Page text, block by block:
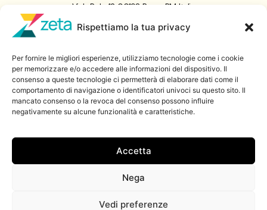
Rispettiamo la tua privacy
Per fornire le migliori esperienze, utilizziamo tecnologie come i cookie
per memorizzare e/o accedere alle informazioni del dispositivo. Il
consenso a queste tecnologie ci permetterà di elaborare dati come il
comportamento di navigazione o identificatori univoci su questo sito. Il
mancato consenso o la revoca del consenso possono influire
negativamente su alcune funzionalità e caratteristiche.
Accetta
Nega
Vedi preferenze
Viale Pola, 12, 00198 Roma RM, Italia
06 8522 5358
Iscriviti a
Zeta Data Lab
Iscriviti alla nostra newsletter
© 2026 ZetaLuiss, tutti i diritti riservati